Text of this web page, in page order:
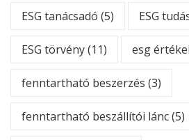
ESG tanácsadó (5) ESG
ESG törvény(11) esg
fenntartható beszerzés (3)
fenntartható beszállítói lánc(5)